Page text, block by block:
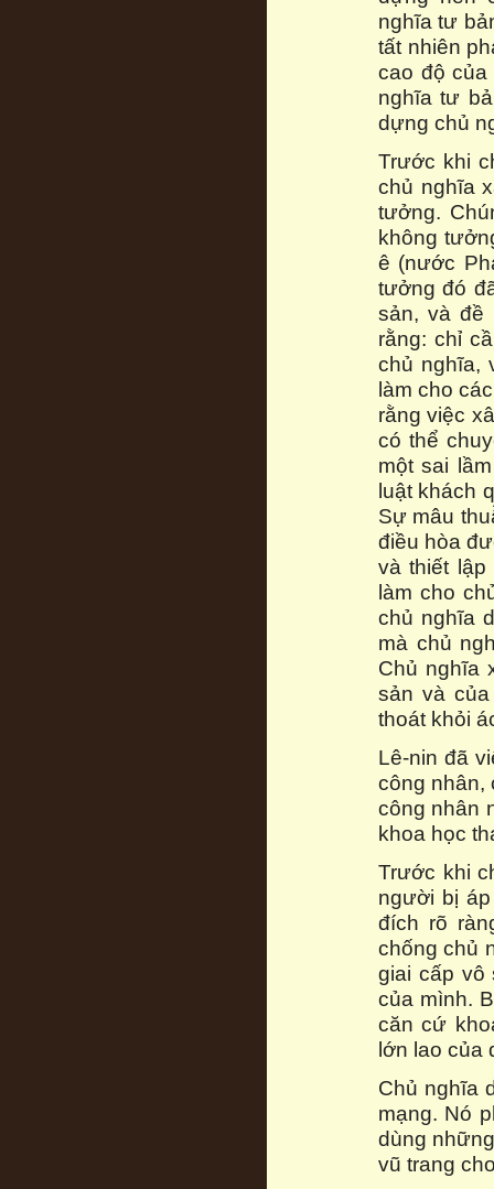
nghĩa tư
tất nhiên
cao độ
nghĩa tư
dựng chủ
Trước khi
chủ nghĩa
tưởng.
không
ê (nước
tưởng đó
sản, và đề
rằng: chỉ
chủ nghĩa,
làm cho
rằng việc
có thể
một sai
luật khách
Sự mâu
điều hòa
và thiết
làm cho
chủ nghĩa
mà chủ
Chủ nghĩa
sản và
thoát khỏi
Lê-nin đã
công nhân,
công nhân
khoa học
Trước khi
người bị
đích rõ
chống chủ
giai cấp vô
của mình.
căn cứ
lớn lao của
Chủ nghĩa
mạng. Nó
dùng
vũ trang